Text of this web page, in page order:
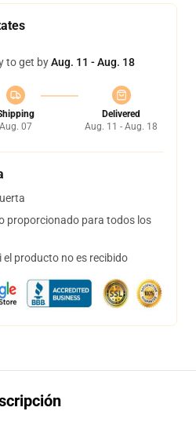
to get byAug. 11 - Aug. 18
Aug. 07
Delivered
Aug. 11 - Aug. 18
proporcionado para todos los
el producto no es recibido